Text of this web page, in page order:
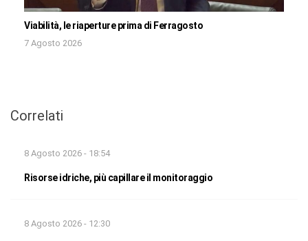
Viabilità, le riaperture prima di Ferragosto
7 Agosto 2026
Correlati
8 Agosto 2026 - 18:54
Risorse idriche, più capillare il monitoraggio
8 Agosto 2026 - 12:30